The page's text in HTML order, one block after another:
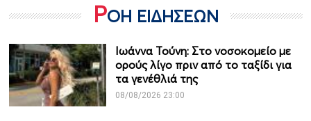
ΡΟΗ ΕΙΔΗΣΕΩΝ
Ιωάννα Τούνη: Στο νοσοκομείο με
ορούς λίγο πριν από το ταξίδι για
τα γενέθλιά της
08/08/2026 23:00